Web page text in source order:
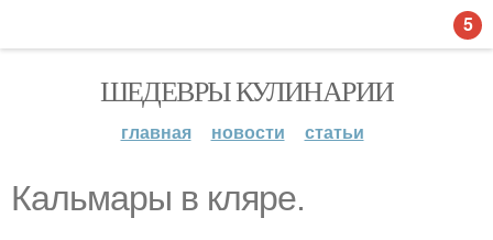
ШЕДЕВРЫ КУЛИНАРИИ
главная новости статьи
Кальмары в кляре.
5